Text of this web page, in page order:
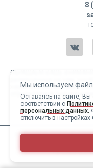
Мы используем
Оставаясь на сайте, Вы
соответствии с
персональных данных.
отключить в настройках
8
ОБРАЩАЕМ ВАШЕ ВНИМАНИЕ,
характер и ни при каких
определяемой
ИМЕЮТСЯ
НЕОБХОДИМО